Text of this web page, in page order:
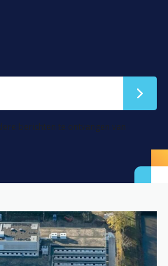
berichten te ontvangen van